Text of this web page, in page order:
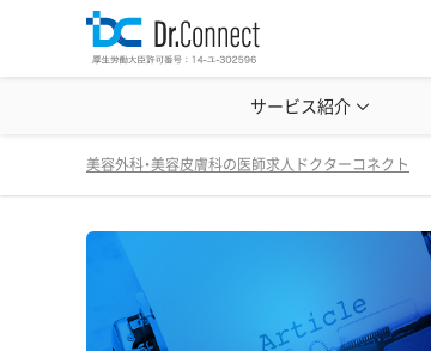
サービス紹介
美容クリニック見学・研修情報
美容外科・美容皮膚科の医師求人ドクターコネクト